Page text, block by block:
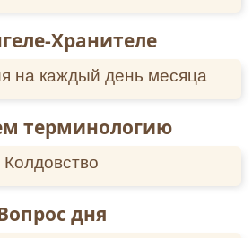
Хранителе
на каждый день месяца
терминологию
Колдовство
дня